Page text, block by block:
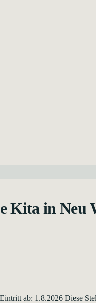
in Neu
ab: 1.8.2026 Diese